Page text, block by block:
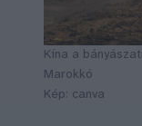
Kína a
Marokkó
Kép: canva